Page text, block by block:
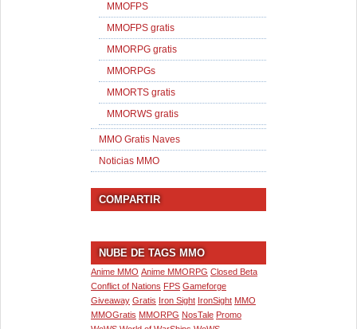
MMOFPS
MMOFPS gratis
MMORPG gratis
MMORPGs
MMORTS gratis
MMORWS gratis
MMO Gratis Naves
Noticias MMO
COMPARTIR
NUBE DE TAGS MMO
Anime MMO Anime MMORPG Closed Beta
Conflict of Nations FPS Gameforge
Giveaway Gratis Iron Sight IronSight MMO
MMOGratis MMORPG NosTale Promo